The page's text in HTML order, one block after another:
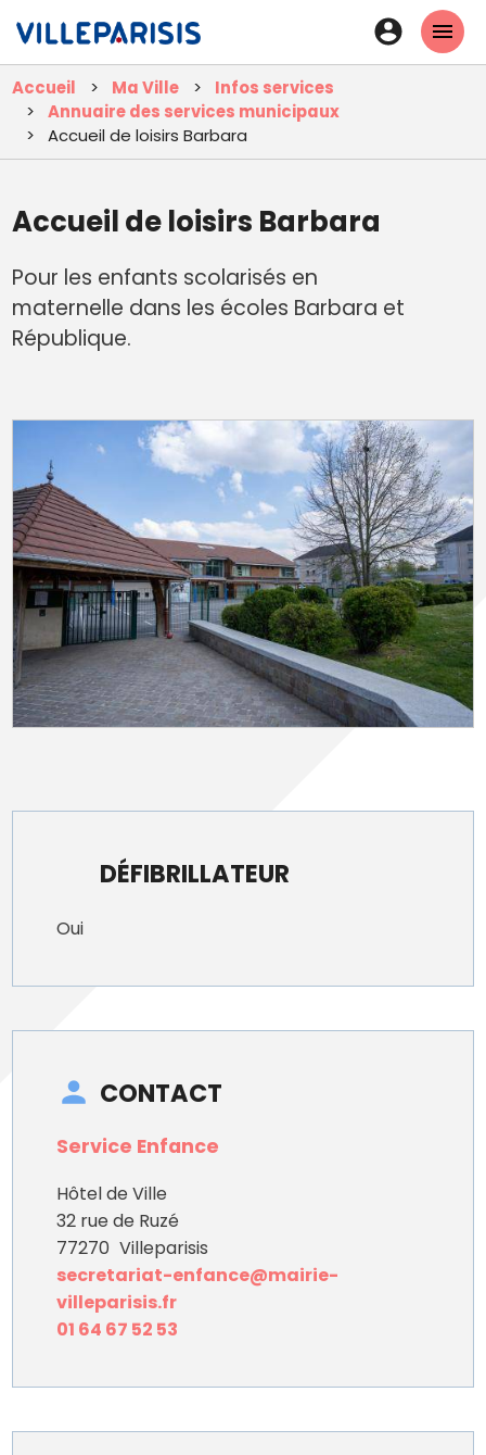
contenu
principal
En-
tête
Accueil Ma Ville
Infos services
Annuaire des services municipaux
Accueil de loisirs Barbara
Accueil de loisirs Barbara
Pour les enfants scolarisés en
maternelle dans les écoles Barbara et
République.
DÉFIBRILLATEUR
Oui
CONTACT
Service Enfance
Hôtel de Ville
32 rue de Ruzé
77270 Villeparisis
secretariat-enfance@mairie-
villeparisis.fr
01 64 67 52 53